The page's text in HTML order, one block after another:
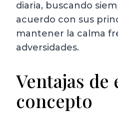
diaria, buscando
acuerdo con sus
mantener la calma
adversidades.
Ventajas de
concepto